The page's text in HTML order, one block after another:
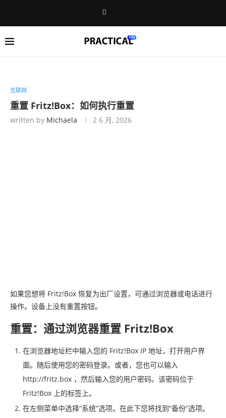
互联网
重置 Fritz!Box：如何执行重置
written by Michaela 2 6 月, 2026
如果您想将 Fritz!Box 恢复为出厂设置，可通过浏览器或电话进行
操作。设备上没有重置按钮。
重置：通过浏览器重置 Fritz!Box
在浏览器地址栏中输入您的 Fritz!Box IP 地址，打开用户界
面。随后使用您的密码登录。或者，您也可以输入
http://fritz.box ，然后输入您的用户密码。该密码位于
Fritz!Box 上的标签上。
在左侧菜单中选择“系统”选项。在此下您将找到“备份”选项。